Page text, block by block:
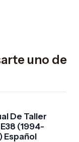
uno de
De Taller
(1994-
Español